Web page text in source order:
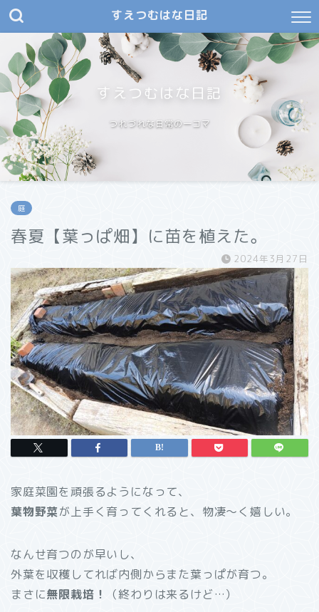
すえつむはな日記
すえつむはな日記
つれづれな日常の一コマ
庭
春夏【葉っぱ畑】に苗を植えた。
2024年3月27日
家庭菜園を頑張るようになって、
葉物野菜が上手く育ってくれると、物凄～く嬉しい。
なんせ育つのが早いし、
外葉を収穫してれば内側からまた葉っぱが育つ。
まさに無限栽培！ （終わりは来るけど…）